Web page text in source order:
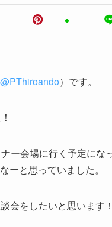
@PThiroando）です。
ー会場に行く予定にな
ーと思っていました。
会をしたいと思います！